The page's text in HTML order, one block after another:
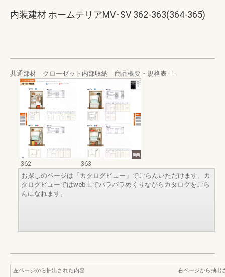
内装建材 ホームテリアMV･SV 362-363(364-365)
共通部材 クローゼット内部収納 商品概要・規格表
362
363
お探しのページは「カタログビュー」でごらんいただけます。カ
タログビューではweb上でパラパラめくりながらカタログをごら
んになれます。
左ページから抽出された内容
右ページから抽出